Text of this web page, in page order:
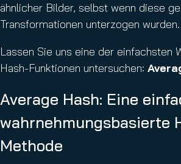
ähnlicher Bilder, selbst wenn diese
Transformationen unterzogen wurden.
Lassen Sie uns eine der einfachsten
Hash-Funktionen untersuchen:
Average Hash: Eine
wahrnehmungsbasierte
Methode